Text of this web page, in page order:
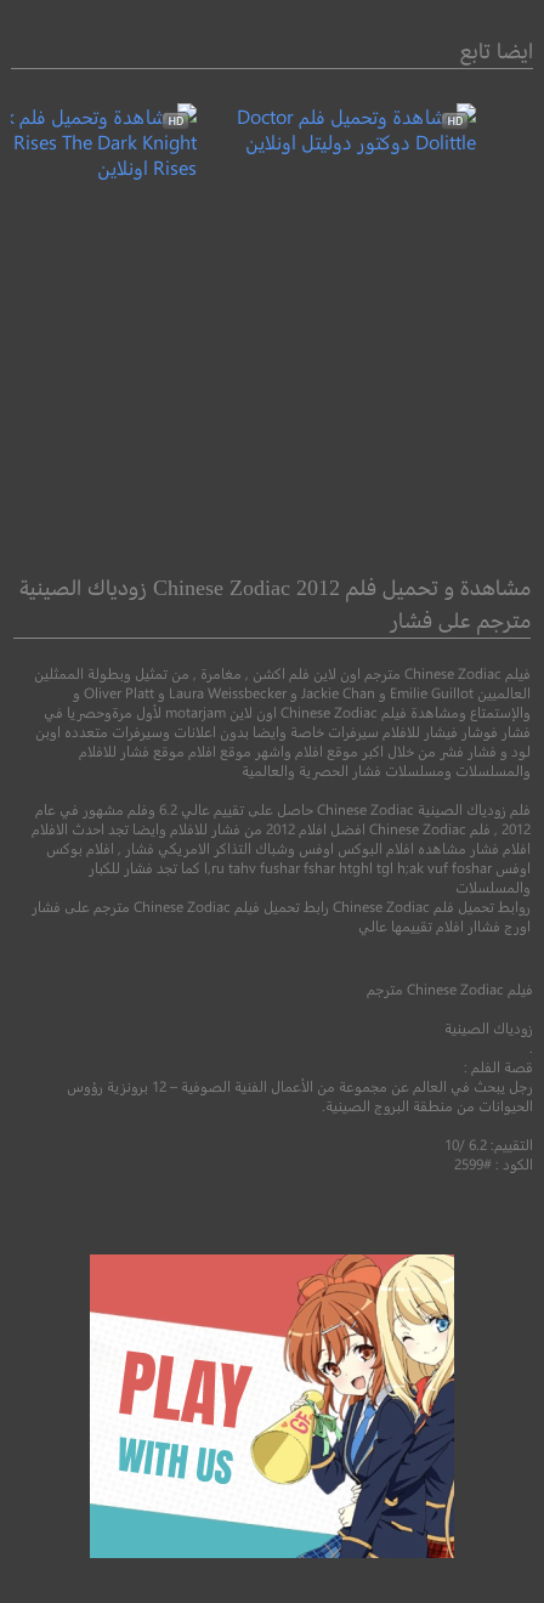
ايضا تابع
دوكتور دوليتل
5.4
Knight Rises
8.4
مشاهدة و تحميل فلم Chinese Zodiac 2012 زودياك الصينية
مترجم على فشار
فيلم Chinese Zodiac مترجم اون لاين فلم اكشن , مغامرة , من تمثيل وبطولة الممثلين
العالميين Emilie Guillot و Jackie Chan و Laura Weissbecker و Oliver Platt و
والإستمتاع ومشاهدة فيلم Chinese Zodiac اون لاين motarjam لأول مرةوحصريا في
فشار فوشار فيشار للافلام سيرفرات خاصة وايضا بدون اعلانات وسيرفرات متعدده اوبن
لود و فشار فشر من خلال اكبر موقع افلام واشهر موقع افلام موقع فشار للافلام
والمسلسلات ومسلسلات فشار الحصرية والعالمية
فلم زودياك الصينية Chinese Zodiac حاصل على تقييم عالي 6.2 وفلم مشهور في عام
2012 , فلم Chinese Zodiac افضل افلام 2012 من فشار للافلام وايضا تجد احدث الافلام
افلام فشار مشاهده افلام البوكس اوفس وشباك التذاكر الامريكي فشار , افلام بوكس
اوفس l,ru tahv fushar fshar htghl tgl h;ak vuf foshar كما تجد فشار للكبار
والمسلسلات
روابط تحميل فلم Chinese Zodiac رابط تحميل فيلم Chinese Zodiac مترجم على فشار
اورج فشاار افلام تقييمها عالي
فيلم Chinese Zodiacمترجم
زودياك الصينية
قصة الفلم :
رجل يبحث في العالم عن مجموعة من الأعمال الفنية الصوفية – 12 برونزية رؤوس
الحيوانات من منطقة البروج الصينية.
التقييم: 6.2 /10
الكود : #2599